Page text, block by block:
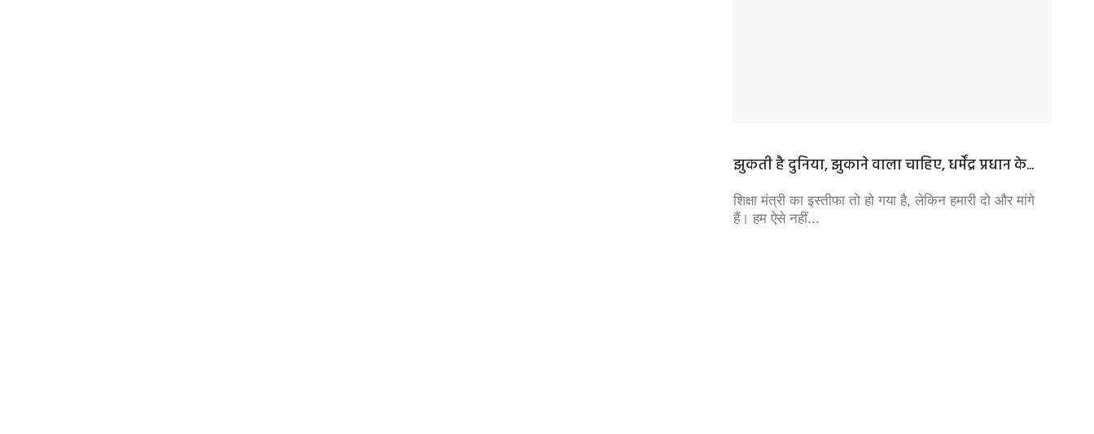
झुकती है दुनिया, झुकाने वाला चाहिए, धर्मेंद्र प्रधान के...
शिक्षा मंत्री का इस्तीफा तो हो गया है, लेकिन हमारी दो और मांगे
हैं। हम ऐसे नहीं...